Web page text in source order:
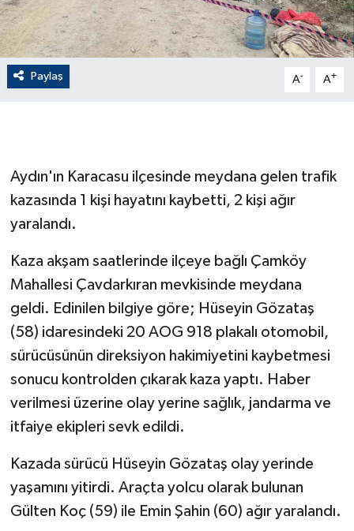
Paylaş A- A+
Aydın'ın Karacasu ilçesinde meydana gelen trafik
kazasında 1 kişi hayatını kaybetti, 2 kişi ağır
yaralandı.
Kaza akşam saatlerinde ilçeye bağlı Çamköy
Mahallesi Çavdarkıran mevkisinde meydana
geldi. Edinilen bilgiye göre; Hüseyin Gözataş
(58) idaresindeki 20 AOG 918 plakalı otomobil,
sürücüsünün direksiyon hakimiyetini kaybetmesi
sonucu kontrolden çıkarak kaza yaptı. Haber
verilmesi üzerine olay yerine sağlık, jandarma ve
itfaiye ekipleri sevk edildi.
Kazada sürücü Hüseyin Gözataş olay yerinde
yaşamını yitirdi. Araçta yolcu olarak bulunan
Gülten Koç (59) ile Emin Şahin (60) ağır yaralandı.
EĞİTİM
EKONOMİ
English News
Flaş Haber
Gayrimenkul
GÜNDEM
Güvenlik
İNSAN
Jandarma